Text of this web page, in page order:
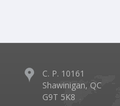
C. P. 10161
Shawinigan, QC
G9T 5K8